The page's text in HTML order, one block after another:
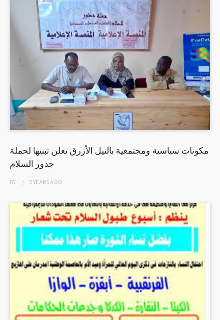
مكونات سياسية ومجتمعية بالنيل الأزرق تعلن تبنيها لحملة
جذور السلام
BY 5 YEARSAGO